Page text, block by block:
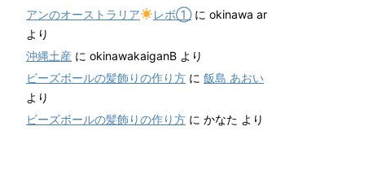
アンのオーストラリア
レポ①に okinawa ar
より
沖縄土産 に okinawakaiganB より
ビーズボールの髪飾りの作り方 に 飯島 あおい
より
ビーズボールの髪飾りの作り方 に かなた より